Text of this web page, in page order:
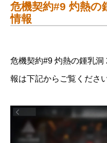
危機契約#9 灼熱の
情報
危機契約#9 灼熱の鍾乳
報は下記からご覧ください